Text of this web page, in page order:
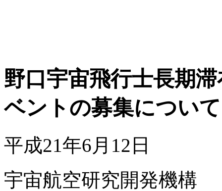
野口宇宙飛行士長期
ベントの募集について
平成21年6月12日
宇宙航空研究開発機構